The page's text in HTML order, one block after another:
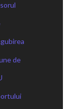
de